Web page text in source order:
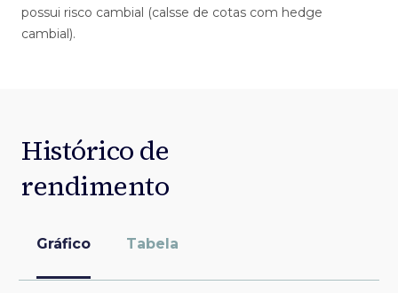
possui risco cambial (calsse de cotas com hedge
cambial).
Histórico de
rendimento
Gráfico Tabela